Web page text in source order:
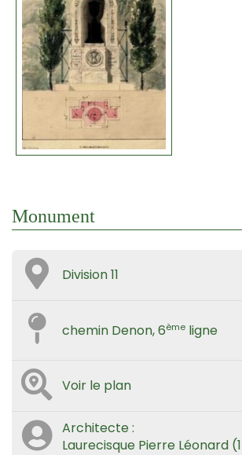
Monument
Division 11
chemin Denon, 6ème ligne
Voir le plan
Architecte :
Laurecisque Pierre Léonard